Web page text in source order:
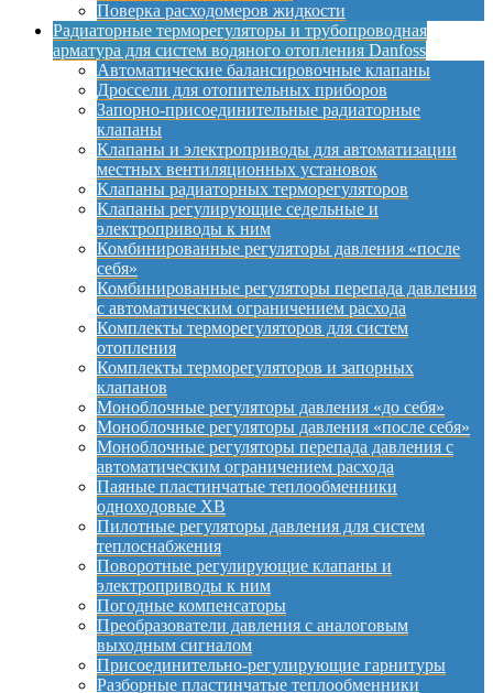
Поверка расходомеров жидкости
Радиаторные терморегуляторы и трубопроводная
арматура для систем водяного отопления Danfoss
Автоматические балансировочные клапаны
Дроссели для отопительных приборов
Запорно-присоединительные радиаторные
клапаны
Клапаны и электроприводы для автоматизации
местных вентиляционных установок
Клапаны радиаторных терморегуляторов
Клапаны регулирующие седельные и
электроприводы к ним
Комбинированные регуляторы давления «после
себя»
Комбинированные регуляторы перепада давления
с автоматическим ограничением расхода
Комплекты терморегуляторов для систем
отопления
Комплекты терморегуляторов и запорных
клапанов
Моноблочные регуляторы давления «до себя»
Моноблочные регуляторы давления «после себя»
Моноблочные регуляторы перепада давления с
автоматическим ограничением расхода
Паяные пластинчатые теплообменники
одноходовые XB
Пилотные регуляторы давления для систем
теплоснабжения
Поворотные регулирующие клапаны и
электроприводы к ним
Погодные компенсаторы
Преобразователи давления с аналоговым
выходным сигналом
Присоединительно-регулирующие гарнитуры
Разборные пластинчатые теплообменники